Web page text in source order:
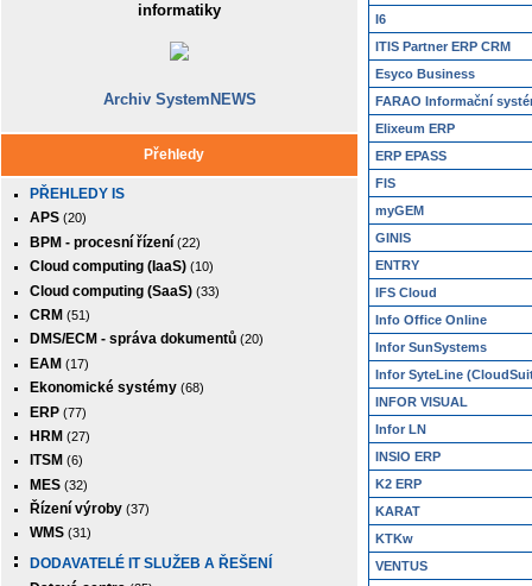
informatiky
Archiv SystemNEWS
Přehledy
PŘEHLEDY IS
APS (20)
BPM - procesní řízení (22)
Cloud computing (IaaS) (10)
Cloud computing (SaaS) (33)
CRM (51)
DMS/ECM - správa dokumentů (20)
EAM (17)
Ekonomické systémy (68)
ERP (77)
HRM (27)
ITSM (6)
MES (32)
Řízení výroby (37)
WMS (31)
DODAVATELÉ IT SLUŽEB A ŘEŠENÍ
I6
ITIS Partner ERP CRM
Esyco Business
FARAO Informační
Elixeum ERP
ERP EPASS
FIS
myGEM
GINIS
ENTRY
IFS Cloud
Info Office Online
Infor SunSystems
Infor SyteLine
INFOR VISUAL
Infor LN
INSIO ERP
K2 ERP
KARAT
KTKw
VENTUS